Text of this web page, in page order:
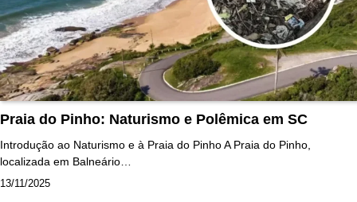
Praia do Pinho: Naturismo e Polêmica em SC
Introdução ao Naturismo e à Praia do Pinho A Praia do Pinho,
localizada em Balneário…
13/11/2025